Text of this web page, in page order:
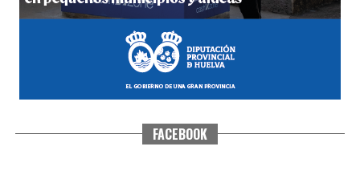
CUARTA CORRIDA DE LAS FIESTAS COLOMBINAS
FACEBOOK